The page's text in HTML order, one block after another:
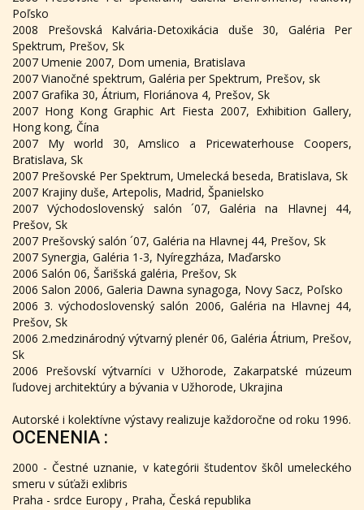
Poľsko
2008 Prešovská Kalvária-Detoxikácia duše 30, Galéria Per
Spektrum, Prešov, Sk
2007 Umenie 2007, Dom umenia, Bratislava
2007 Vianočné spektrum, Galéria per Spektrum, Prešov, sk
2007 Grafika 30, Átrium, Floriánova 4, Prešov, Sk
2007 Hong Kong Graphic Art Fiesta 2007, Exhibition Gallery,
Hong kong, Čína
2007 My world 30, Amslico a Pricewaterhouse Coopers,
Bratislava, Sk
2007 Prešovské Per Spektrum, Umelecká beseda, Bratislava, Sk
2007 Krajiny duše, Artepolis, Madrid, Španielsko
2007 Východoslovenský salón ´07, Galéria na Hlavnej 44,
Prešov, Sk
2007 Prešovský salón ´07, Galéria na Hlavnej 44, Prešov, Sk
2007 Synergia, Galéria 1-3, Nyíregzháza, Maďarsko
2006 Salón 06, Šarišská galéria, Prešov, Sk
2006 Salon 2006, Galeria Dawna synagoga, Novy Sacz, Poľsko
2006 3. východoslovenský salón 2006, Galéria na Hlavnej 44,
Prešov, Sk
2006 2.medzinárodný výtvarný plenér 06, Galéria Átrium, Prešov,
Sk
2006 Prešovskí výtvarníci v Užhorode, Zakarpatské múzeum
ľudovej architektúry a bývania v Užhorode, Ukrajina
Autorské i kolektívne výstavy realizuje každoročne od roku 1996.
OCENENIA :
2000 - Čestné uznanie, v kategórii študentov škôl umeleckého
smeru v súťaži exlibris
Praha - srdce Europy , Praha, Česká republika